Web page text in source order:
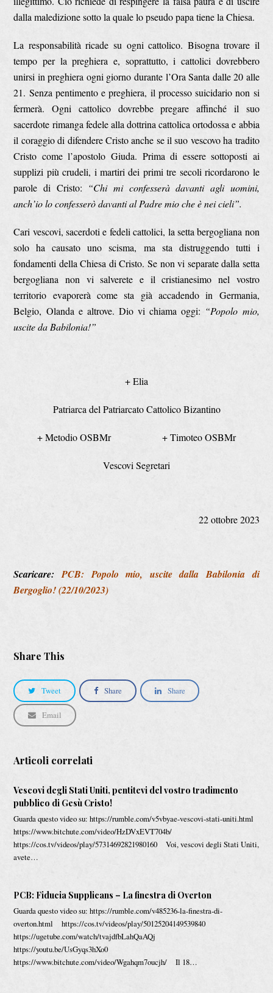
dalla maledizione sotto la quale lo pseudo papa tiene la Chiesa.
La responsabilità ricade su ogni cattolico. Bisogna trovare il
tempo per la preghiera e, soprattutto, i cattolici dovrebbero
unirsi in preghiera ogni giorno durante l’Ora Santa dalle 20 alle
21. Senza pentimento e preghiera, il processo suicidario non si
fermerà. Ogni cattolico dovrebbe pregare affinché il suo
sacerdote rimanga fedele alla dottrina cattolica ortodossa e abbia
il coraggio di difendere Cristo anche se il suo vescovo ha tradito
Cristo come l’apostolo Giuda. Prima di essere sottoposti ai
supplizi più crudeli, i martiri dei primi tre secoli ricordarono le
parole di Cristo: “Chi mi confesserà davanti agli uomini,
anch’io lo confesserò davanti al Padre mio che è nei cieli”.
Cari vescovi, sacerdoti e fedeli cattolici, la setta bergogliana non
solo ha causato uno scisma, ma sta distruggendo tutti i
fondamenti della Chiesa di Cristo. Se non vi separate dalla setta
bergogliana non vi salverete e il cristianesimo nel vostro
territorio evaporerà come sta già accadendo in Germania,
Belgio, Olanda e altrove. Dio vi chiama oggi: “Popolo mio,
uscite da Babilonia!”
+ Elia
Patriarca del Patriarcato Cattolico Bizantino
+ Metodio OSBMr + Timoteo OSBMr
Vescovi Segretari
22 ottobre 2023
Scaricare:PCB: Popolo mio, uscite dalla Babilonia di
Bergoglio! (22/10/2023)
Share This
Tweet Share Share
Email
Articoli correlati
Vescovi degli Stati Uniti, pentitevi del vostro tradimento
pubblico di Gesù Cristo!
Guarda questo video su: https://rumble.com/v5vbyae-vescovi-stati-uniti.html
https://www.bitchute.com/video/HzDVxEVT704b/
https://cos.tv/videos/play/57314692821980160 Voi, vescovi degli Stati Uniti,
avete…
PCB: Fiducia Supplicans – La finestra di Overton
Guarda questo video su: https://rumble.com/v485236-la-finestra-di-
overton.html https://cos.tv/videos/play/50125204149539840
https://ugetube.com/watch/tvajdfbLahQaAQj
https://youtu.be/UsGyqs3hXo0
https://www.bitchute.com/video/Wgahqm7oucjh/ Il 18…